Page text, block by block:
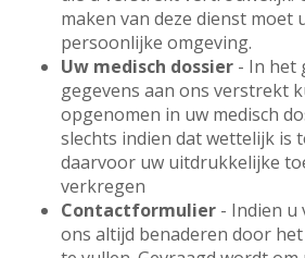
maken van deze dienst moet
persoonlijke omgeving.
Uw medisch dossier - In het
gegevens aan ons verstrekt
opgenomen in uw medisch
slechts indien dat wettelijk is
daarvoor uw uitdrukkelijke
verkregen
Contactformulier - Indien u
ons altijd benaderen door